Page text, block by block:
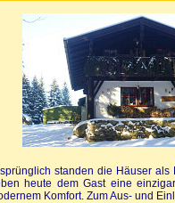
standen die Häuser
heute dem Gast eine
Komfort. Zum Aus- und